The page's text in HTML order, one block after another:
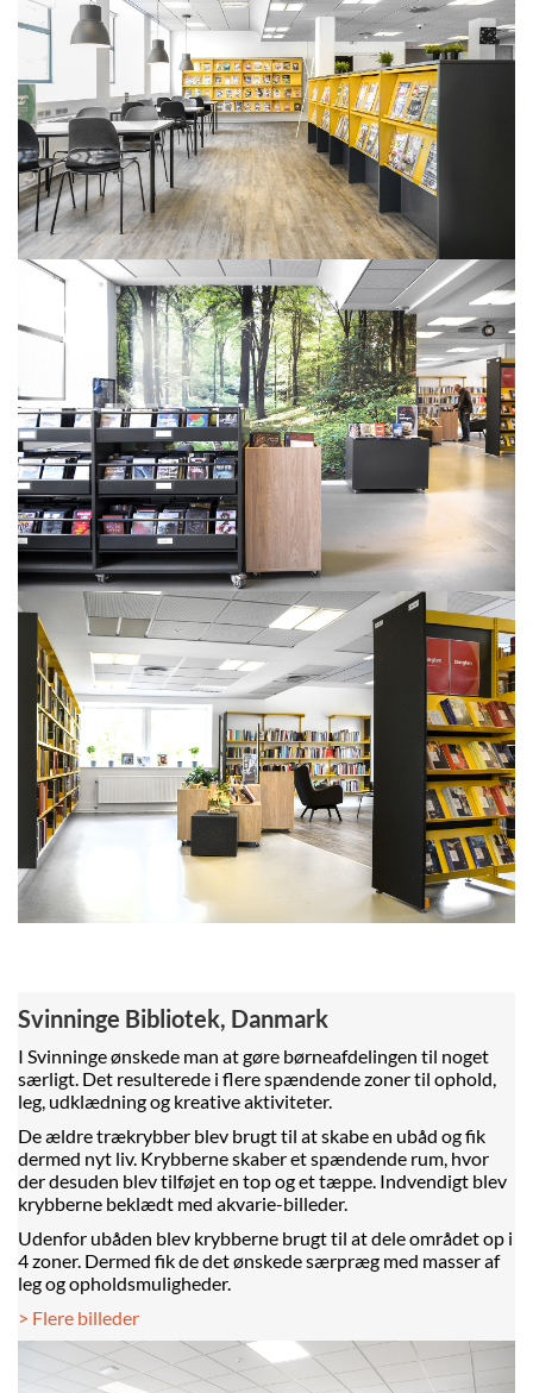
Svinninge Bibliotek, Danmark
I Svinninge ønskede man at gøre børneafdelingen til noget
særligt. Det resulterede i flere spændende zoner til ophold,
leg, udklædning og kreative aktiviteter.
De ældre trækrybber blev brugt til at skabe en ubåd og fik
dermed nyt liv. Krybberne skaber et spændende rum, hvor
der desuden blev tilføjet en top og et tæppe. Indvendigt blev
krybberne beklædt med akvarie-billeder.
Udenfor ubåden blev krybberne brugt til at dele området op i
4 zoner. Dermed fik de det ønskede særpræg med masser af
leg og opholdsmuligheder.
> Flere billeder